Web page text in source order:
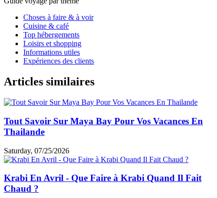
des besoins différents. Ao Nang reste le choix le plus
populaire grâce à ses plages, ses restaurants et ses
nombreuses activités. Les voyageurs à la recherche de
calme peuvent privilégier Klong Muang ou Tubkaek Beach.
Pour un séjour économique, plusieurs
Krabi offrent des chambres confortables, une piscine et un
emplacement pratique. Choisir un hôtel pas cher Krabi
permet de profiter pleinement de la destination sans
dépasser son budget, tout en bénéficiant d’un excellent
Choses à faire & à voir
Top hébergements
Loisirs et shopping
Informations utiles